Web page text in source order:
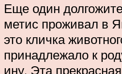
Еще один
метис проживал в
это кличка
принадлежало к
ину. Эта